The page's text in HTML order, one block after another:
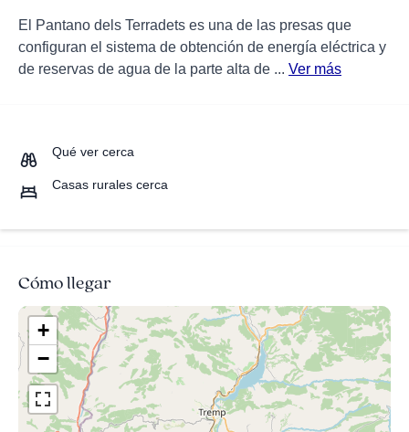
El Pantano dels Terradets es una de las presas que
configuran el sistema de obtención de energía eléctrica y
de reservas de agua de la parte alta de ... Ver más
Qué ver cerca
Casas rurales cerca
Cómo llegar
+
−